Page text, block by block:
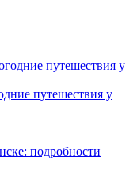
путешествия у
подробности